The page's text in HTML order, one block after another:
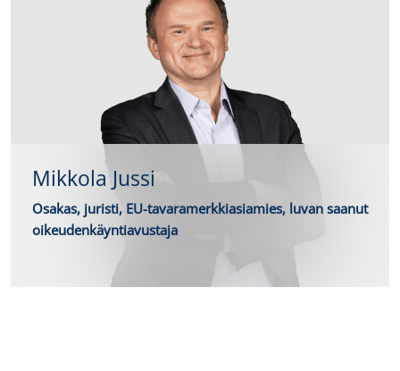
Mikkola Jussi
Osakas, juristi, EU-tavaramerkkiasiamies, luvan saanut
oikeudenkäyntiavustaja